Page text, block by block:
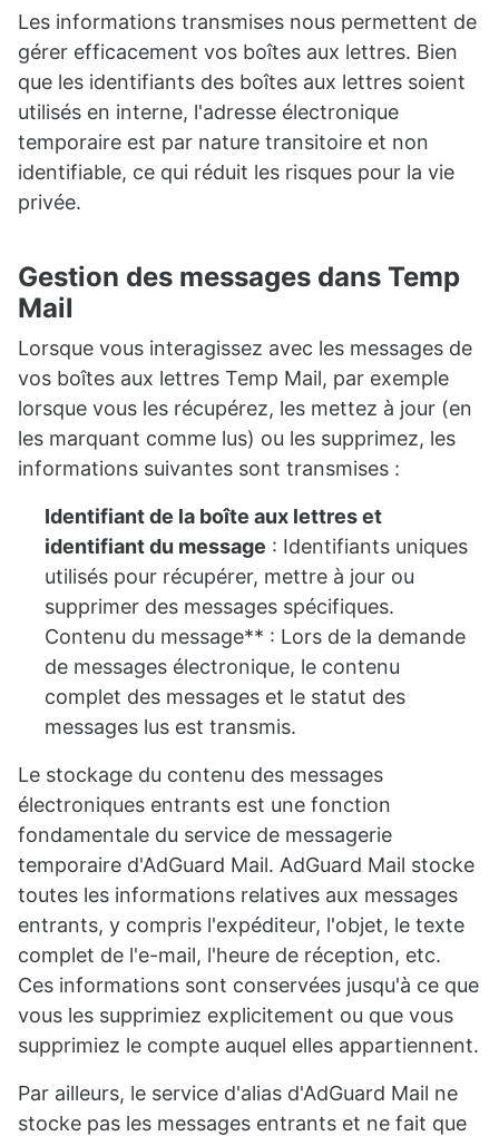
Les informations transmises nous permettent de
gérer efficacement vos boîtes aux lettres. Bien
que les identifiants des boîtes aux lettres soient
utilisés en interne, l'adresse électronique
temporaire est par nature transitoire et non
identifiable, ce qui réduit les risques pour la vie
privée.
Gestion des messages dans Temp
Mail
Lorsque vous interagissez avec les messages de
vos boîtes aux lettres Temp Mail, par exemple
lorsque vous les récupérez, les mettez à jour (en
les marquant comme lus) ou les supprimez, les
informations suivantes sont transmises :
Identifiant de la boîte aux lettres et
identifiant du message : Identifiants uniques
utilisés pour récupérer, mettre à jour ou
supprimer des messages spécifiques.
Contenu du message** : Lors de la demande
de messages électronique, le contenu
complet des messages et le statut des
messages lus est transmis.
Le stockage du contenu des messages
électroniques entrants est une fonction
fondamentale du service de messagerie
temporaire d'AdGuard Mail. AdGuard Mail stocke
toutes les informations relatives aux messages
entrants, y compris l'expéditeur, l'objet, le texte
complet de l'e-mail, l'heure de réception, etc.
Ces informations sont conservées jusqu'à ce que
vous les supprimiez explicitement ou que vous
supprimiez le compte auquel elles appartiennent.
Par ailleurs, le service d'alias d'AdGuard Mail ne
stocke pas les messages entrants et ne fait que